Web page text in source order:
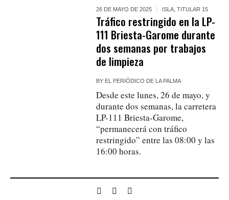
26 DE MAYO DE 2025 ISLA ,TITULAR 15
Tráfico restringido en la LP-
111 Briesta-Garome durante
dos semanas por trabajos
de limpieza
BY EL PERIÓDICO DE LA PALMA
Desde este lunes, 26 de mayo, y
durante dos semanas, la carretera
LP-111 Briesta-Garome,
“permanecerá con tráfico
restringido” entre las 08:00 y las
16:00 horas.